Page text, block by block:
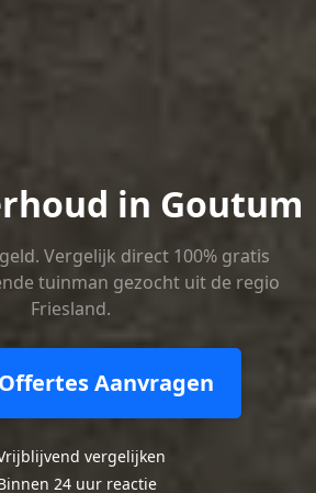
in Goutum
Vergelijk direct 100% gratis
tuinman gezocht uit de regio
Friesland.
Aanvragen
vergelijken
24 uur reactie